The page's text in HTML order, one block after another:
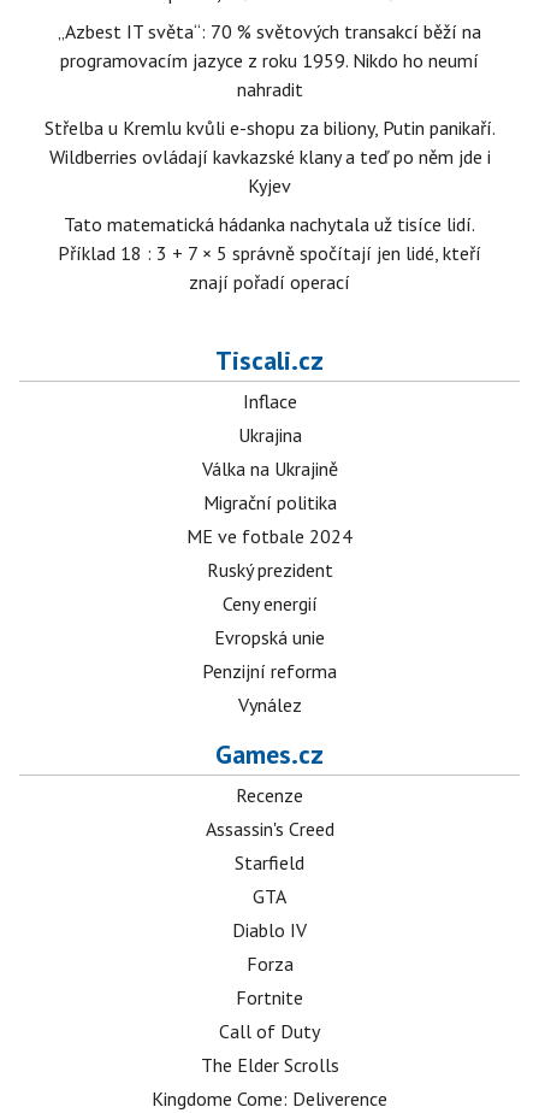
„Azbest IT světa“: 70 % světových transakcí běží na
programovacím jazyce z roku 1959. Nikdo ho neumí
nahradit
Střelba u Kremlu kvůli e-shopu za biliony, Putin panikaří.
Wildberries ovládají kavkazské klany a teď po něm jde i
Kyjev
Tato matematická hádanka nachytala už tisíce lidí.
Příklad 18 : 3 + 7 × 5 správně spočítají jen lidé, kteří
znají pořadí operací
Tiscali.cz
Inflace
Ukrajina
Válka na Ukrajině
Migrační politika
ME ve fotbale 2024
Ruský prezident
Ceny energií
Evropská unie
Penzijní reforma
Vynález
Games.cz
Recenze
Assassin's Creed
Starfield
GTA
Diablo IV
Forza
Fortnite
Call of Duty
The Elder Scrolls
Kingdome Come: Deliverence